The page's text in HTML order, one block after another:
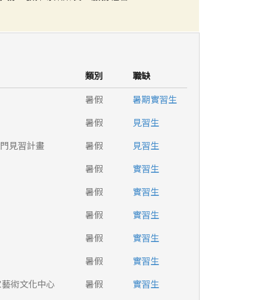
類別
職缺
暑假
暑期實習生
暑假
見習生
見習計畫
暑假
見習生
暑假
實習生
暑假
實習生
暑假
實習生
暑假
實習生
暑假
實習生
術文化中心
暑假
實習生